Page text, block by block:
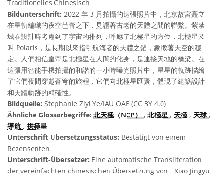
Traditionelles Chinesisch
Bildunterschrift: 2022 年 3 月拍攝的這張照片中，北京故宮矗立
在星軌編織的夜空芭蕾之下，見證著古老的天體之間的聯繫。紫禁
城在設計時考慮到了宇宙的排列，呼應了北極星的方位，北極星又
叫 Polaris，是長期以來指引航海者的天體之錨，象徵著天空的穩
定。人們相信皇帝是北極星在人間的化身，是連接天地的橋梁。在
這張用智能手機拍攝的和諧的一小時曝光照片中，星星的軌跡描繪
了它們夜間穿越蒼穹的旅程，它們向北極星匯聚，體現了建築設計
和天體軌跡的精確性。
Bildquelle: Stephanie Ziyi Ye/IAU OAE (CC BY 4.0)
Ähnliche Glossarbegriffe: 北天極（NCP） , 北極星 , 天極 , 天球 ,
導航 , 拱極星
Unterschrift Übersetzungsstatus: Bestätigt von einem
Rezensenten
Unterschrift-Übersetzer: Eine automatische Transliteration
der vereinfachten chinesischen Übersetzung von - Xiao Jingyu